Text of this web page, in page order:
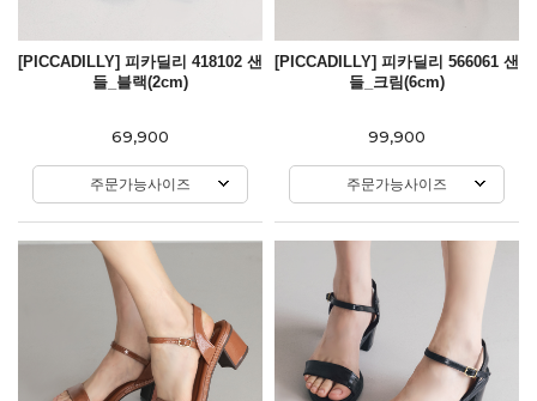
[PICCADILLY] 피카딜리 418102 샌
들_블랙(2cm)
69,900
주문가능사이즈
[PICCADILLY] 피카딜리 566061 샌
들_크림(6cm)
99,900
주문가능사이즈